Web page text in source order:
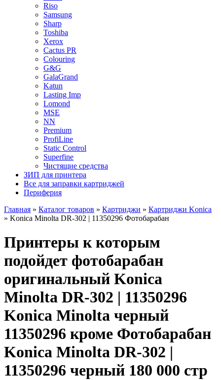
Riso
Samsung
Sharp
Toshiba
Xerox
Cactus PR
Colouring
G&G
GalaGrand
Katun
Lasting Imp
Lomond
MSE
NN
Premium
ProfiLine
Static Control
Superfine
Чистящие средства
ЗИП для принтера
Все для заправки картриджей
Периферия
Главная » Каталог товаров » Картриджи » Картриджи Konica
» Konica Minolta DR-302 | 11350296 Фотобарабан
Принтеры к которым
подойдет фотобарабан
оригинальный Konica
Minolta DR-302 | 11350296
Konica Minolta черный
11350296 кроме Фотобарабан
Konica Minolta DR-302 |
11350296 черный 180 000 стр